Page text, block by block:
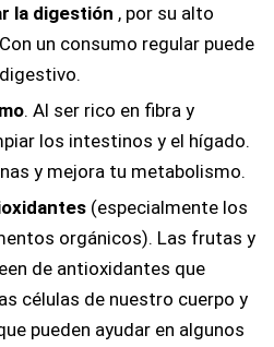
la digestión , por su alto
un consumo regular puede
. Al ser rico en fibra y
los intestinos y el hígado.
y mejora tu metabolismo.
(especialmente los
orgánicos). Las frutas y
de antioxidantes que
células de nuestro cuerpo y
pueden ayudar en algunos